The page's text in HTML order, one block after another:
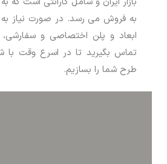
به فروش می رسد. در صورت نیاز
ابعاد و پلن اختصاصی و سفارشی،
تماس بگیرید تا در اسرع وقت با
طرح شما را بسازیم.